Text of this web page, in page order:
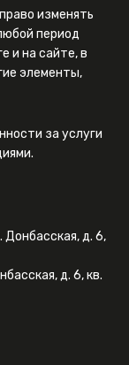
изменять
период
и на сайте, в
элементы,
за услуги
Донбасская, д. 6,
д. 6, кв.